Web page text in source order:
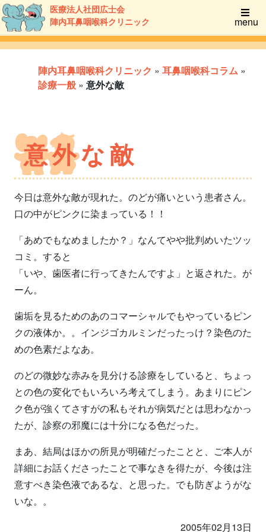
医療法人社団広士会
陣内耳鼻咽喉科クリニック
menu
陣内耳鼻咽喉科クリニック » 耳鼻咽喉科コラム »
診療一般 » 意外な敵
意外な敵
今日は意外な敵が現れた。のどが痛いという患者さん。
口の中がピンクに染まっている！！
「あめでもなめましたか？」なんてやや批判めいたツッ
コミ。すると
「いや、歯医者に行ってきたんですよ」と返された。が
ーん。
歯垢を見るためのあのコマーシャルでもやっているピン
クの液体か。。インジゴカルミンだったっけ？染色のた
めの色素だよなあ。
のどの微妙な赤みを見分ける診療をしていると、ちょっ
との色の変化でもいろいろ考えてしまう。あまりにピン
ク色が強くてさすがの私もそれが病気だとは思わなかっ
たが、診察の邪魔には十分になる色だった。
まあ、結局はほかの所見が明確だったことと、ご本人が
詳細にお話くださったことで事なきを得たが、今後は注
意すべき染色液であるな、と思った。でも防ぎようがな
いな。。
2005年02月13日